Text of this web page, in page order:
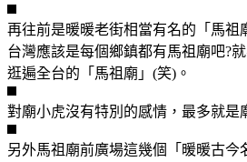
再往前是暖暖老街相當有名的「馬祖
台灣應該是每個鄉鎮都有馬祖廟吧?
逛遍全台的「馬祖廟」(笑)。
對廟小虎沒有特別的感情，最多就是
另外馬祖廟前廣場這幾個「暖暖古今